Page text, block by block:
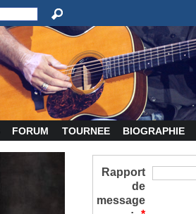
FORUM TOURNEE BIOGRAPHIE
Rapport
de
message